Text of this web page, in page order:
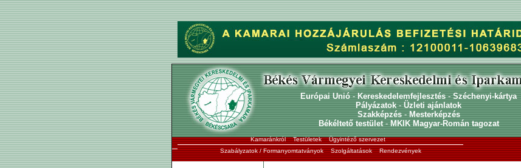
Európai Unió-Kereskedelemfejlesztés-Széchenyi-kártya
Pályázatok-Üzleti ajánlatok
Szakképzés-Mesterképzés
Békéltető testület-MKIK Magyar-Román tagozat
Kamaránkról Testületek
Ügyintéző szervezet
Szabályzatok / Formanyomtatványok
Szolgáltatások Rendezvények